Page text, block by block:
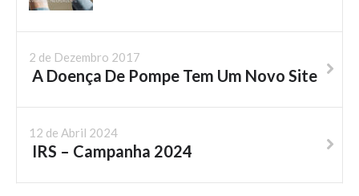
2 de Dezembro 2017
A Doença De Pompe Tem Um Novo Site
12 de Abril 2024
IRS – Campanha 2024